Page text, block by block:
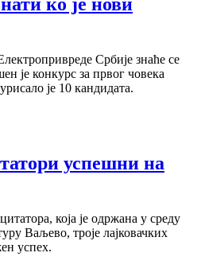
Србије знаће се
је конкурс за првог човека
је 10 кандидата.
успешни на
која је одржана у среду
Ваљево, троје лајковачких
успех.